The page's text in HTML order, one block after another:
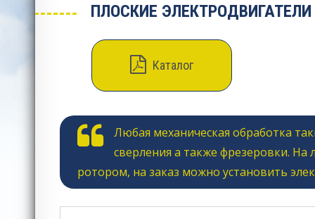
ПЛОСКИЕ
Каталог
Любая механическая обработка
сверления а также фрезеровки.
ротором, на заказ можно установить